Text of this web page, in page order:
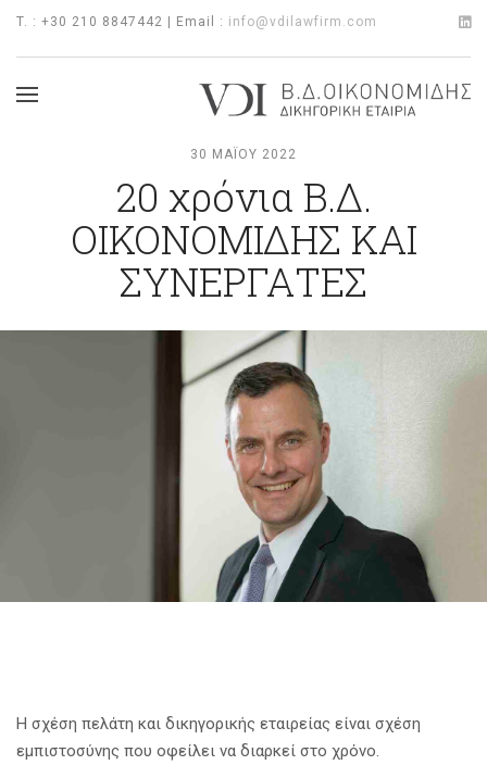
T. : +30 210 8847442 | Email : info@vdilawfirm.com
30 ΜΑΪ́ΟΥ 2022
20 χρόνια Β.Δ.
ΟΙΚΟΝΟΜΙΔΗΣ ΚΑΙ
ΣΥΝΕΡΓΑΤΕΣ
Η σχέση πελάτη και δικηγορικής εταιρείας είναι σχέση
εμπιστοσύνης που οφείλει να διαρκεί στο χρόνο.